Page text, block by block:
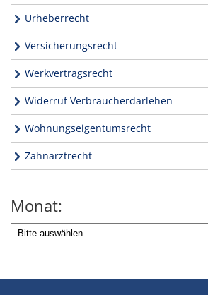
Urheberrecht
Versicherungsrecht
Werkvertragsrecht
Widerruf Verbraucherdarlehen
Wohnungseigentumsrecht
Zahnarztrecht
Monat: